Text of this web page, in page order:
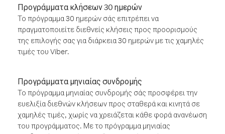
Προγράμματα κλήσεων 30 ημερών
Το πρόγραμμα 30 ημερών σάς επιτρέπει να
πραγματοποιείτε διεθνείς κλήσεις προς προορισμούς
της επιλογής σας για διάρκεια 30 ημερών με τις χαμηλές
τιμές του Viber.
Προγράμματα μηνιαίας συνδρομής
Το πρόγραμμα μηνιαίας συνδρομής σάς προσφέρει την
ευελιξία διεθνών κλήσεων προς σταθερά και κινητά σε
χαμηλές τιμές, χωρίς να χρειάζεται κάθε φορά ανανέωση
του προγράμματος. Με το πρόγραμμα μηνιαίας